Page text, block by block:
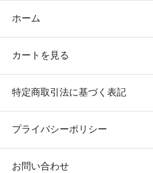
ホーム
カートを見る
特定商取引法に基づく表記
プライバシーポリシー
お問い合わせ